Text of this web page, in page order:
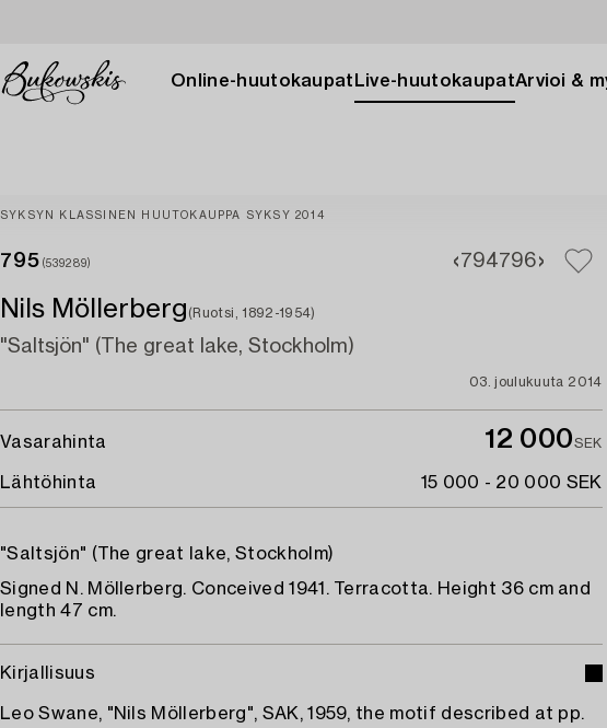
Online-huutokaupat Live-huutokaupatArvioi &
SYKSYN KLASSINEN HUUTOKAUPPA SYKSY 2014
795 (539289) 794796
Nils Möllerberg (Ruotsi, 1892-1954)
"Saltsjön" (The great lake, Stockholm)
03. joulukuuta 2014
Vasarahinta 12 000SEK
Lähtöhinta 15 000 - 20 000 SEK
"Saltsjön" (The great lake, Stockholm)
Signed N. Möllerberg. Conceived 1941. Terracotta. Height 36 cm and
length 47 cm.
Kirjallisuus
Leo Swane, "Nils Möllerberg", SAK, 1959, the motif described at pp.